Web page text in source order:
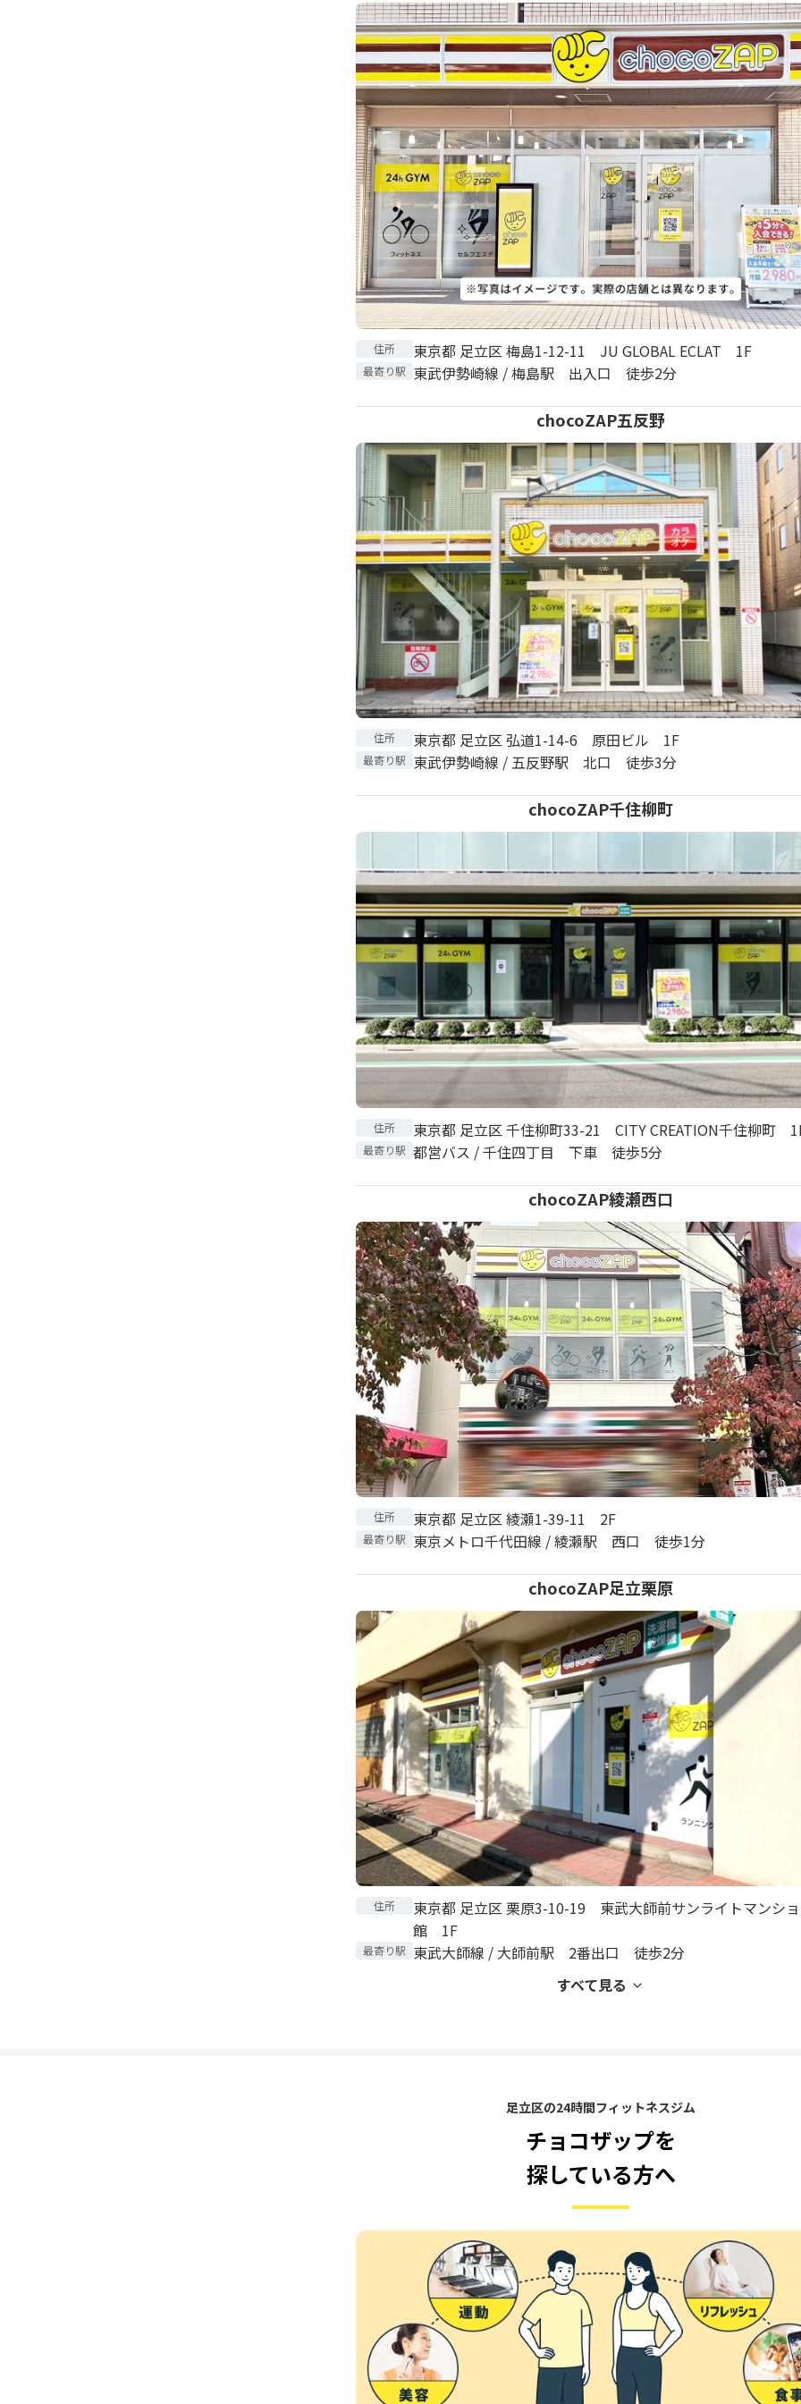
住所 東京都 足立区 梅島1-12-11 JU GLOBAL ECLAT 1F
最寄り駅 東武伊勢崎線 / 梅島駅 出入口 徒歩2分
chocoZAP五反野
住所 東京都 足立区 弘道1-14-6 原田ビル 1F
最寄り駅 東武伊勢崎線 / 五反野駅 北口 徒歩3分
chocoZAP千住柳町
住所 東京都 足立区 千住柳町33-21 CITY CREATION千住柳町
最寄り駅 都営バス / 千住四丁目 下車 徒歩5分
chocoZAP綾瀬西口
住所 東京都 足立区 綾瀬1-39-11 2F
最寄り駅 東京メトロ千代田線 / 綾瀬駅 西口 徒歩1分
chocoZAP足立栗原
住所
東京都 足立区 栗原3-10-19 東武大師前サンライトマンシ
館 1F
最寄り駅 東武大師線 / 大師前駅 2番出口 徒歩2分
すべて見る
足立区の24時間フィットネスジム
チョコザップを
探している方へ